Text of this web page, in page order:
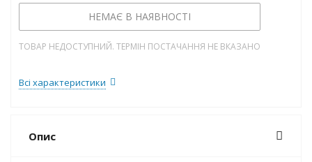
НЕМАЄ В НАЯВНОСТІ
ТОВАР НЕДОСТУПНИЙ. ТЕРМІН ПОСТАЧАННЯ НЕ ВКАЗАНО
Всі характеристики
Опис